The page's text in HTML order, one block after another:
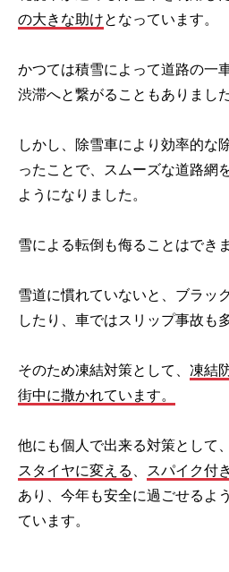
の大きな助けとなっています。
かつては積雪によって道路の一
渋滞へと繋がることもありました
しかし、除雪車により効率的な
ったことで、スムーズな道路網
ようになりました。
雪による転倒も侮ることはでき
雪道に慣れていないと、ブラッ
したり、車ではスリップ事故も
そのため凍結対策として、 凍結
街中に撒かれています。
他にも個人で出来る対策として、
スタイヤに変える
スパイク付
あり、今年も安全に過ごせるよ
ています。